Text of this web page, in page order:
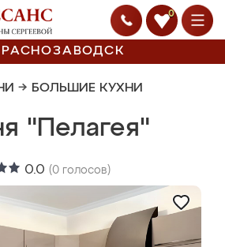
0
→ БОЛЬШИЕ КУХНИ
"Пелагея"
0.0 (0 голосов)